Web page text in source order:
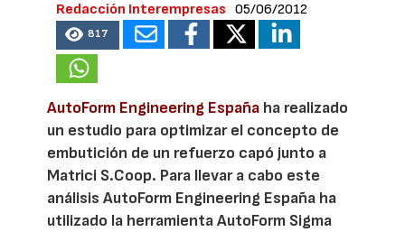
Redacción Interempresas 05/06/2012
817
AutoForm Engineering España ha realizado
un estudio para optimizar el concepto de
embutición de un refuerzo capó junto a
Matrici S.Coop. Para llevar a cabo este
análisis AutoForm Engineering España ha
utilizado la herramienta AutoForm Sigma